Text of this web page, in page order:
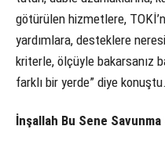
götürülen hizmetlere,
yardımlara, desteklere
kriterle, ölçüyle bakarsanız
farklı bir yerde” diye konuştu.
İnşallah Bu Sene